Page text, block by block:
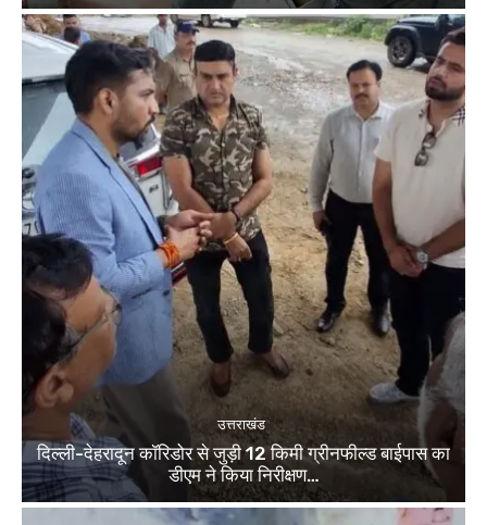
उत्तराखंड
दिल्ली-देहरादून कॉरिडोर से जुड़ी 12 किमी ग्रीनफील्ड बाईपास का
डीएम ने किया निरीक्षण…